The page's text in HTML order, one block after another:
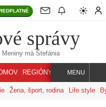
správy
| Meniny má Štefánia
REGIÓNY INDEX SVET
MENU
Žena, šport, rodina Life style